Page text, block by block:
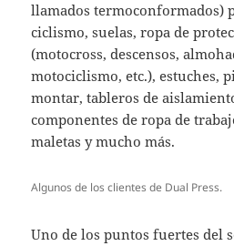
llamados termoconformados)
ciclismo, suelas, ropa de
(motocross, descensos,
motociclismo, etc.), estuches,
montar, tableros de
componentes de ropa de
maletas y mucho más.
Algunos de los clientes de Dual Press.
Uno de los puntos fuertes del